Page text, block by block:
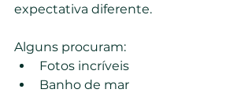
expectativa diferente.
Alguns procuram:
Fotos incríveis
Banho de mar